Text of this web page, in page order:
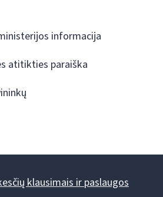
informacija
atitikties paraiška
klausimais ir paslaugos